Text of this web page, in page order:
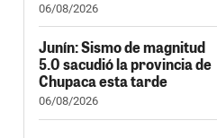
06/08/2026
Junín: Sismo de magnitud
5.0 sacudió la provincia de
Chupaca esta tarde
06/08/2026